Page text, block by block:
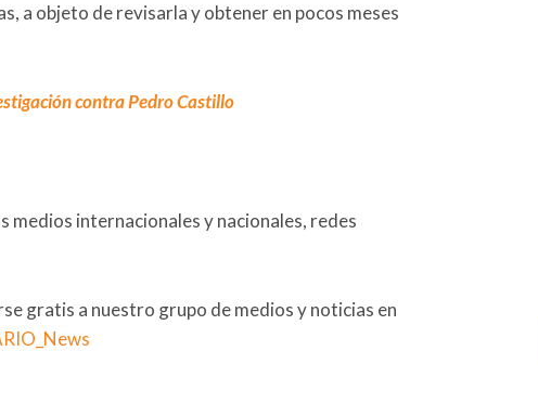
a objeto de revisarla y obtener en pocos meses
contra Pedro Castillo
medios internacionales y nacionales, redes
gratis a nuestro grupo de medios y noticias en